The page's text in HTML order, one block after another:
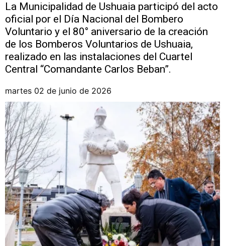
La Municipalidad de Ushuaia participó del acto
oficial por el Día Nacional del Bombero
Voluntario y el 80° aniversario de la creación
de los Bomberos Voluntarios de Ushuaia,
realizado en las instalaciones del Cuartel
Central “Comandante Carlos Beban”.
martes 02 de junio de 2026